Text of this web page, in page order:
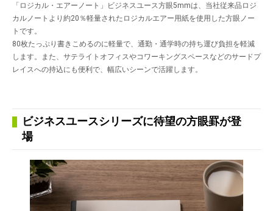
「ロジカル・エアーノート」ビジネスユース方眼5mmは、当社従来品ロジ
カルノートより約20％軽量されたロジカルエアー用紙を使用した方眼ノー
トです。
80枚たっぷり書きこめるのに軽量で、通勤・通学時の持ち運び負担を軽減
します。また、サテライトオフィスやコワーキングスペースなどのサードプ
レイスへの持込にも便利で、幅広いシーンで活躍します。
ビジネスユースシリーズに待望の方眼罫が登
場